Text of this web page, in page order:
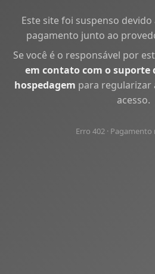
Este site foi suspenso
pagamento junto ao
Se você é o responsável por
em contato com o suporte
hospedagem para regularizar
acesso.
Erro 402 · Pagamento